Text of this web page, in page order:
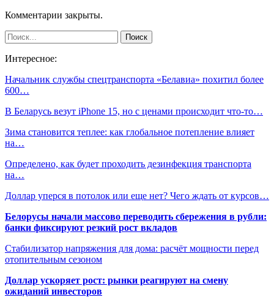
Комментарии закрыты.
Интересное:
Начальник службы спецтранспорта «Белавиа» похитил более
600…
В Беларусь везут iPhone 15, но с ценами происходит что-то…
Зима становится теплее: как глобальное потепление влияет
на…
Определено, как будет проходить дезинфекция транспорта
на…
Доллар уперся в потолок или еще нет? Чего ждать от курсов…
Белорусы начали массово переводить сбережения в рубли:
банки фиксируют резкий рост вкладов
Стабилизатор напряжения для дома: расчёт мощности перед
отопительным сезоном
Доллар ускоряет рост: рынки реагируют на смену
ожиданий инвесторов